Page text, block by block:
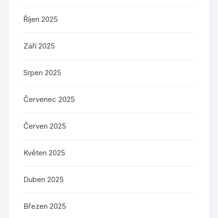
Říjen 2025
Září 2025
Srpen 2025
Červenec 2025
Červen 2025
Květen 2025
Duben 2025
Březen 2025